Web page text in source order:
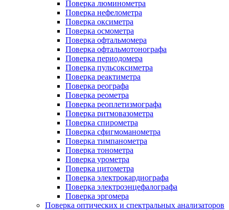
Поверка люминометра
Поверка нефелометра
Поверка оксиметра
Поверка осмометра
Поверка офтальмомера
Поверка офтальмотонографа
Поверка периодомера
Поверка пульсоксиметра
Поверка реактиметра
Поверка реографа
Поверка реометра
Поверка реоплетизмографа
Поверка ритмовазометра
Поверка спирометра
Поверка сфигмоманометра
Поверка тимпанометра
Поверка тонометра
Поверка урометра
Поверка цитометра
Поверка электрокардиографа
Поверка электроэнцефалографа
Поверка эргомера
Поверка оптических и спектральных анализаторов